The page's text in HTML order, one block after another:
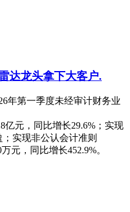
达龙头拿下大客户.
第一季度未经审计财务业
元，同比增长29.6%；实现
实现非公认会计准则
元，同比增长452.9%。